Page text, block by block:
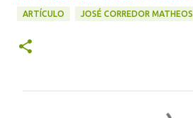
ARTÍCULO JOSÉ CORREDOR MATHEOS